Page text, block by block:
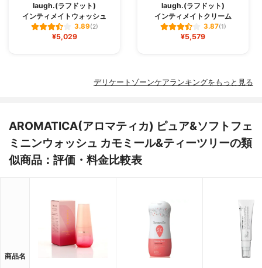
laugh.(ラフドット)
インティメイトウォッシュ
3.89(2)
¥5,029
laugh.(ラフドット)
インティメイトクリーム
3.87(1)
¥5,579
デリケートゾーンケアランキングをもっと見る
AROMATICA(アロマティカ) ピュア&ソフトフェ
ミニンウォッシュ カモミール&ティーツリーの類
似商品：評価・料金比較表
商品名